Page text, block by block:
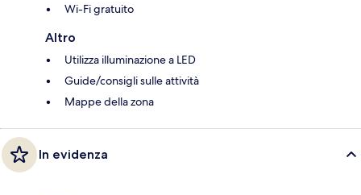
Wi-Fi gratuito
Altro
Utilizza illuminazione a LED
Guide/consigli sulle attività
Mappe della zona
In evidenza